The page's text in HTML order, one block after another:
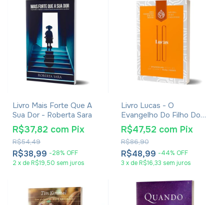
Livro Mais Forte Que A
Sua Dor - Roberta Sara
R$38,99 -28% OFF
R$54,49
R$37,82 com Pix
2 x de R$19,50 sem juros
Livro Lucas - O
Evangelho Do Filho Do
Homem É Para Todos -
Arival Dias Casimiro
R$48,99 -44% OFF
R$86,90
R$47,52 com Pix
3 x de R$16,33 sem juros